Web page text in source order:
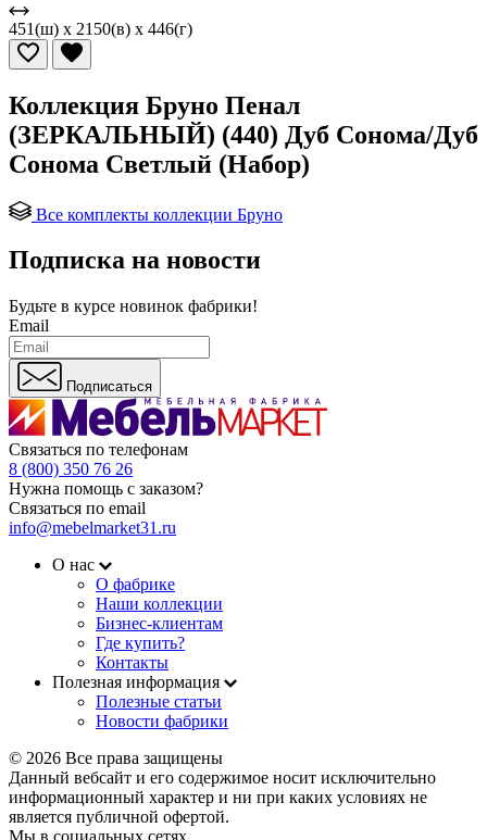
451(ш) x 2150(в) x 446(г)
Коллекция Бруно Пенал
(ЗЕРКАЛЬНЫЙ) (440) Дуб Сонома/Дуб
Сонома Светлый (Набор)
Все комплекты коллекции Бруно
Подписка на новости
Будьте в курсе новинок фабрики!
Email
Подписаться
Связаться по телефонам
8 (800) 350 76 26
Нужна помощь с заказом?
Связаться по email
info@mebelmarket31.ru
О нас
О фабрике
Наши коллекции
Бизнес-клиентам
Где купить?
Контакты
Полезная информация
Полезные статьи
Новости фабрики
© 2026 Все права защищены
Данный вебсайт и его содержимое носит исключительно
информационный характер и ни при каких условиях не
является публичной офертой.